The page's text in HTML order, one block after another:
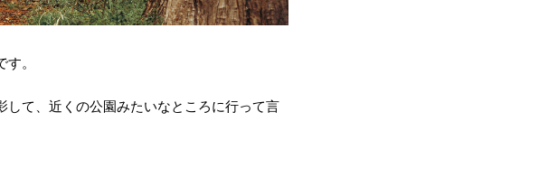
。
て、近くの公園みたいなところに行って言